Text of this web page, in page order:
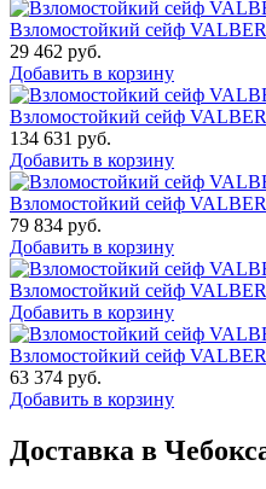
Взломостойкий сейф
29 462 руб.
Добавить в корзину
Взломостойкий сейф
134 631 руб.
Добавить в корзину
Взломостойкий сейф
79 834 руб.
Добавить в корзину
Взломостойкий сейф
Добавить в корзину
Взломостойкий сейф
63 374 руб.
Добавить в корзину
Доставка в